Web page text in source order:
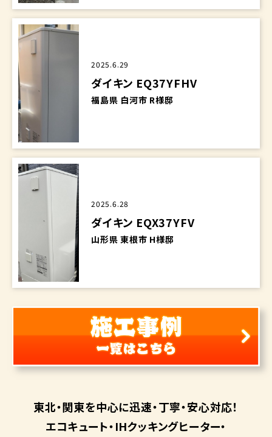
2025.6.29
ダイキン EQ37YFHV
福島県 白河市 R様邸
2025.6.28
ダイキン EQX37YFV
山形県 東根市 H様邸
東北・関東を中心に迅速・丁寧・安心対応！
エコキュート・IHクッキングヒーター・